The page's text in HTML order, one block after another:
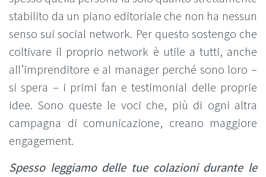
stabilito da un piano editoriale che non ha nessun
senso sui social network. Per questo sostengo che
coltivare il proprio network è utile a tutti, anche
all’imprenditore e al manager perché sono loro –
si spera – i primi fan e testimonial delle proprie
idee. Sono queste le voci che, più di ogni altra
campagna di comunicazione, creano maggiore
engagement.
Spesso leggiamo delle tue colazioni durante le